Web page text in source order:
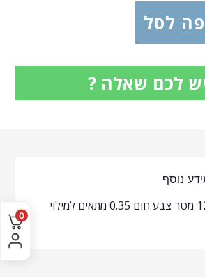
לסל
לכם שאלה ?
נוסף
חוט ניילון יפני 1200 מטר צבע חום 0.35 מתאים למילוי
0